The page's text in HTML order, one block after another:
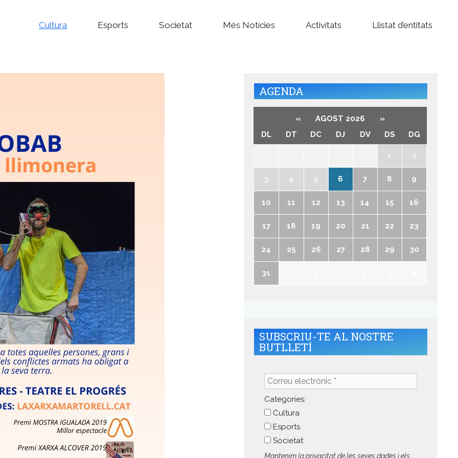
Cultura Esports Societat Més Notícies Activitats Llistat d’entitats
AGENDA
« AGOST 2026
»
DL
DT DC DJ DV DS DG
1 2
3 4 5 6 7 8 9
10 11 12 13 14 15 16
17 18 19 20 21 22 23
24 25 26 27 28 29 30
31
SUBSCRIU-TE AL NOSTRE
BUTLLETÍ
Correu
electrònic
*Categories:
Cultura
Esports
Societat
Mantenim la privacitat de les seves dades i els